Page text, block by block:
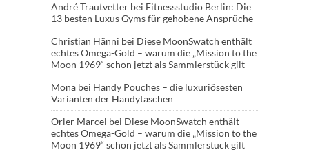
André Trautvetter bei Fitnessstudio Berlin: Die
13 besten Luxus Gyms für gehobene Ansprüche
Christian Hänni bei Diese MoonSwatch enthält
echtes Omega-Gold – warum die „Mission to the
Moon 1969“ schon jetzt als Sammlerstück gilt
Mona bei Handy Pouches – die luxuriösesten
Varianten der Handytaschen
Orler Marcel bei Diese MoonSwatch enthält
echtes Omega-Gold – warum die „Mission to the
Moon 1969“ schon jetzt als Sammlerstück gilt